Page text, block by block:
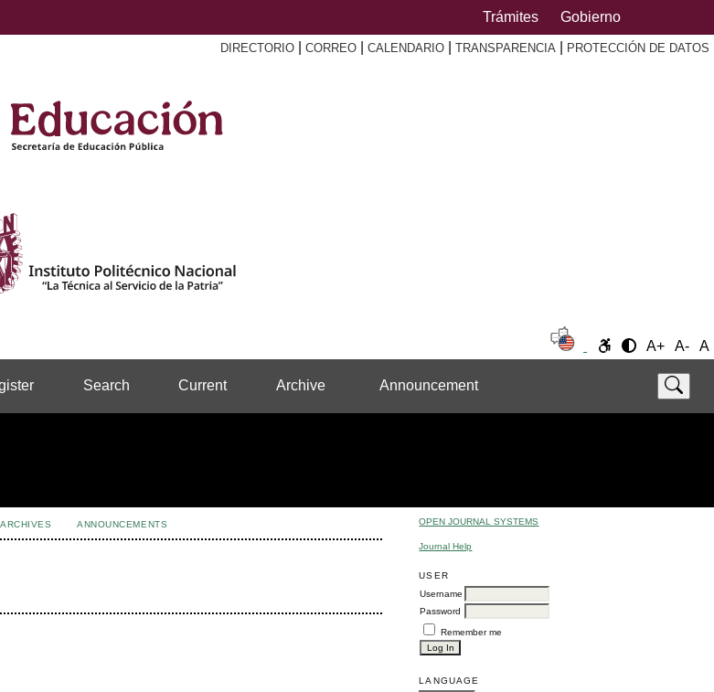
Trámites Gobierno
DIRECTORIO CORREO CALENDARIO TRANSPARENCIA PROTECCIÓN DE DATOS
A+ A- A
Search Current Archive Announcement
OPEN JOURNAL SYSTEMS
Journal Help
USER
Username
Password
Remember me
LANGUAGE
ARCHIVES ANNOUNCEMENTS